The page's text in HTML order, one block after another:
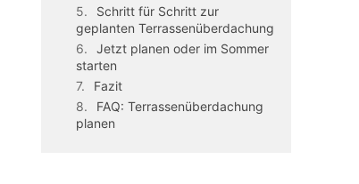
Schritt für Schritt zur
geplanten Terrassenüberdachung
Jetzt planen oder im Sommer
starten
Fazit
FAQ: Terrassenüberdachung
planen